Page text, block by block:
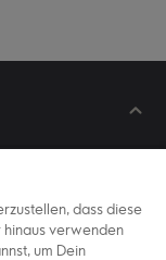
dass diese
verwenden
um Dein